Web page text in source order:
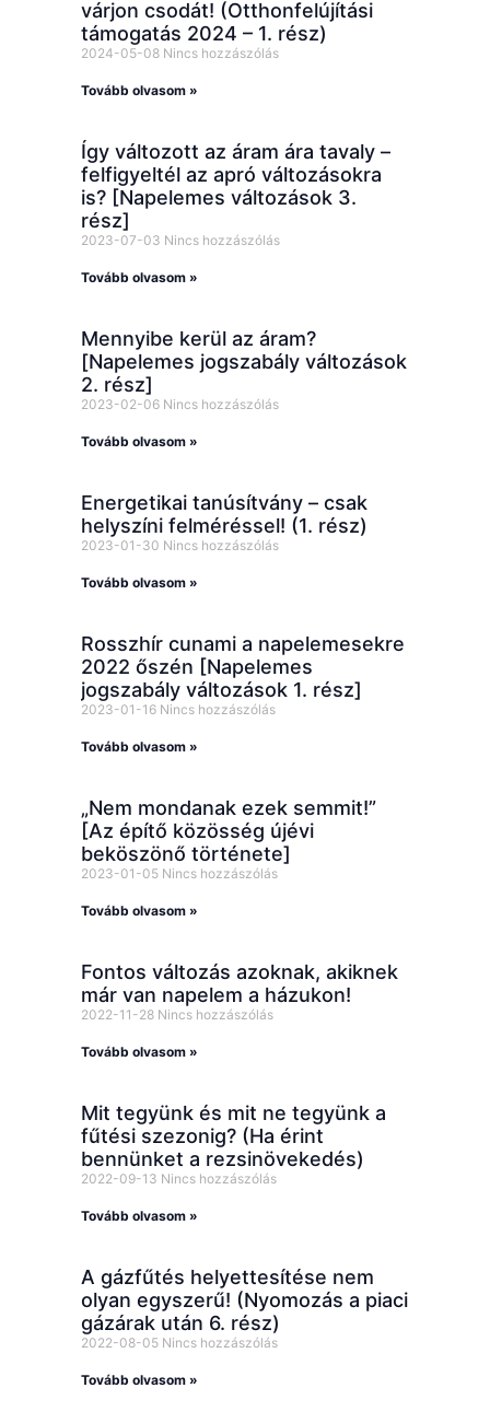
várjon csodát! (Otthonfelújítási
támogatás 2024 – 1. rész)
2024-05-08 Nincs hozzászólás
Tovább olvasom »
Így változott az áram ára tavaly –
felfigyeltél az apró változásokra
is? [Napelemes változások 3.
rész]
2023-07-03 Nincs hozzászólás
Tovább olvasom »
Mennyibe kerül az áram?
[Napelemes jogszabály változások
2. rész]
2023-02-06 Nincs hozzászólás
Tovább olvasom »
Energetikai tanúsítvány – csak
helyszíni felméréssel! (1. rész)
2023-01-30 Nincs hozzászólás
Tovább olvasom »
Rosszhír cunami a napelemesekre
2022 őszén [Napelemes
jogszabály változások 1. rész]
2023-01-16 Nincs hozzászólás
Tovább olvasom »
„Nem mondanak ezek semmit!”
[Az építő közösség újévi
beköszönő története]
2023-01-05 Nincs hozzászólás
Tovább olvasom »
Fontos változás azoknak, akiknek
már van napelem a házukon!
2022-11-28 Nincs hozzászólás
Tovább olvasom »
Mit tegyünk és mit ne tegyünk a
fűtési szezonig? (Ha érint
bennünket a rezsinövekedés)
2022-09-13 Nincs hozzászólás
Tovább olvasom »
A gázfűtés helyettesítése nem
olyan egyszerű! (Nyomozás a piaci
gázárak után 6. rész)
2022-08-05 Nincs hozzászólás
Tovább olvasom »